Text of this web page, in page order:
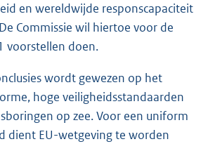
en wereldwijde responscapaciteit
Commissie wil hiertoe voor de
voorstellen doen.
wordt gewezen op het
hoge veiligheidsstandaarden
op zee. Voor een uniform
dient EU-wetgeving te worden